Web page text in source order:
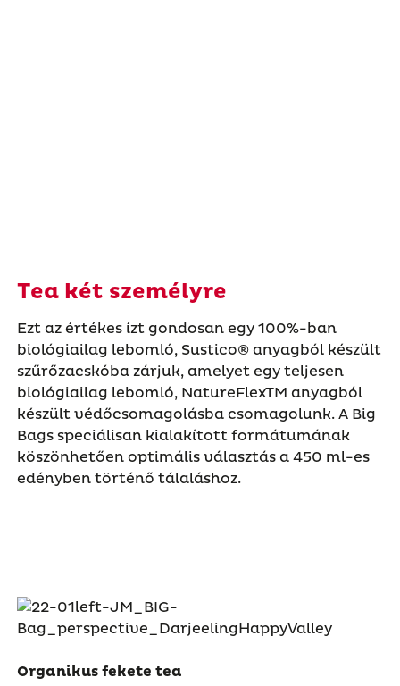
Tea két személyre
Ezt az értékes ízt gondosan egy 100%-ban
biológiailag lebomló, Sustico® anyagból készült
szűrőzacskóba zárjuk, amelyet egy teljesen
biológiailag lebomló, NatureFlexTM anyagból
készült védőcsomagolásba csomagolunk. A Big
Bags speciálisan kialakított formátumának
köszönhetően optimális választás a 450 ml-es
edényben történő tálaláshoz.
Organikus fekete tea